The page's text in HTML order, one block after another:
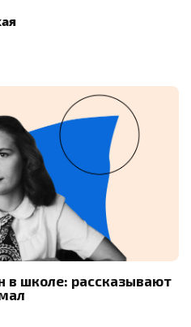
в школе: рассказывают